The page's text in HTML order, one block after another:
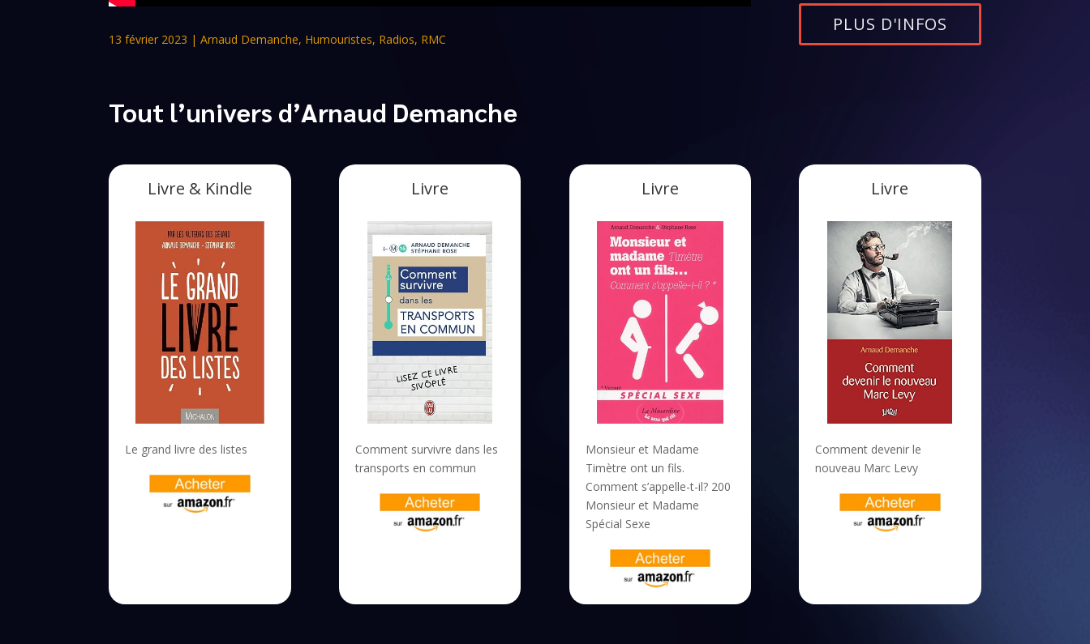
13 février 2023 |Arnaud Demanche, Humouristes, Radios, RMC
PLUS D'INFOS
Tout l’univers d’Arnaud Demanche
Livre & Kindle
Le grand livre des listes
Livre
Comment survivre dans les
transports en commun
Livre
Monsieur et Madame
Timètre ont un fils.
Comment s’appelle-t-il? 200
Monsieur et Madame
Spécial Sexe
Livre
Comment devenir le
nouveau Marc Levy